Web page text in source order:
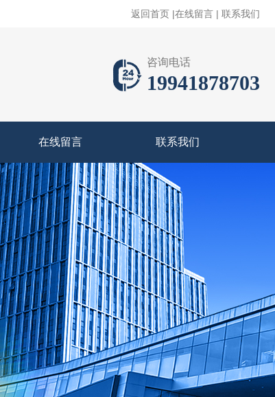
返回首页 |在线留言 | 联系我们
咨询电话
19941878703
在线留言 联系我们